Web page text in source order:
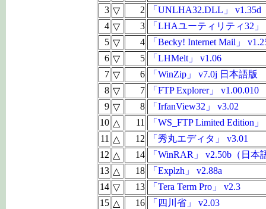
3 ▽ 2
「UNLHA32.DLL」 v1.35d
4 ▽ 3
「LHAユーティリティ32」
5 ▽ 4
「Becky! Internet Mail」
6 ▽ 5
「LHMelt」 v1.06
7 ▽ 6
「WinZip」 v7.0j 日本語版
8 ▽ 7
「FTP Explorer」 v1.00.010
9 ▽ 8
「IrfanView32」 v3.02
10 △ 11
「WS_FTP Limited Edition」
11 △ 12
「秀丸エディタ」 v3.01
12 △ 14
「WinRAR」 v2.50b（日本
13 △ 18
「Explzh」 v2.88a
14 ▽ 13
「Tera Term Pro」 v2.3
15 △ 16
「四川省」 v2.03